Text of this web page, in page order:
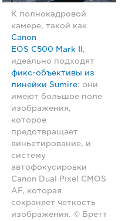
К полнокадровой
камере, такой как
Canon
EOS C500 Mark II ,
идеально подходят
фикс-объективы из
линейки Sumire: они
имеют большое поле
изображения,
которое
предотвращает
виньетирование, и
систему
автофокусировки
Canon Dual Pixel CMOS
AF, которая
сохраняет четкость
изображения. © Бретт